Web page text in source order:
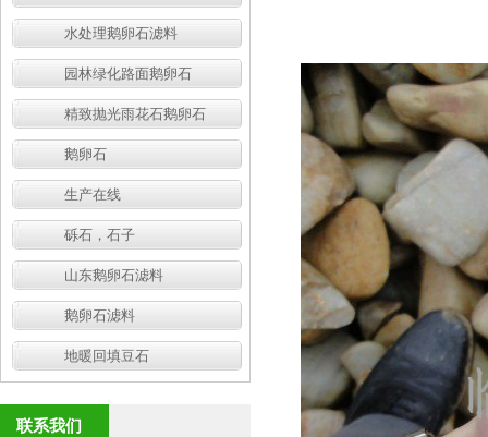
水处理鹅卵石滤料
园林绿化路面鹅卵石
精致抛光雨花石鹅卵石
鹅卵石
生产在线
砾石，石子
山东鹅卵石滤料
鹅卵石滤料
地暖回填豆石
联系我们